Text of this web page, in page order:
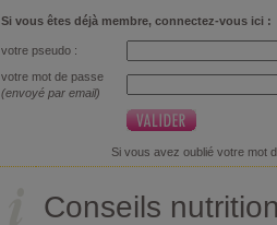
Si vous êtes déjà membre, connectez-vous ici :
votre pseudo :
votre mot de passe
(envoyé par email)
Si vous avez oublié votre mot
Conseils